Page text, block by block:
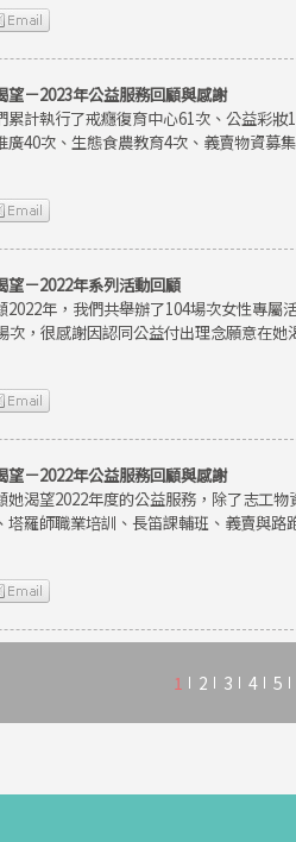
望－2023年公益服務回顧與感謝
累計執行了戒癮復育中心61次、公益彩
廣40次、生態食農教育4次、義賣物資募
望－2022年系列活動回顧
2022年，我們共舉辦了104場次女性專屬
次，很感謝因認同公益付出理念願意在
望－2022年公益服務回顧與感謝
她渴望2022年度的公益服務，除了志工
塔羅師職業培訓、長笛課輔班、義賣與路
1 2 3 4 5